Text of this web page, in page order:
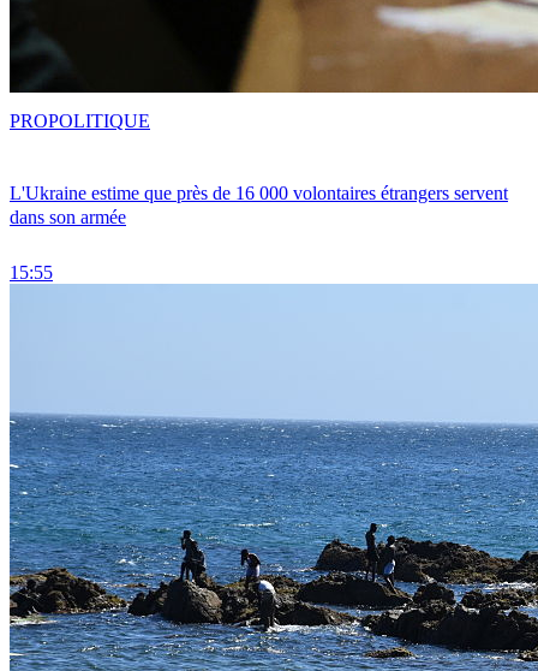
L'Ukraine estime que près de 16 000 volontaires étrangers servent
dans son armée
15:55
PROPOLITIQUE